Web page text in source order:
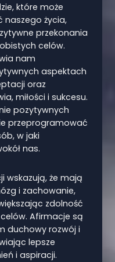
które może
naszego życia,
przekonania
celów.
nam
aspektach
oraz
miłości i sukcesu.
pozytywnych
przeprogramować
w jaki
nas.
wskazują, że mają
i zachowanie,
zdolność
Afirmacje są
duchowy rozwój i
lepsze
i aspiracji.